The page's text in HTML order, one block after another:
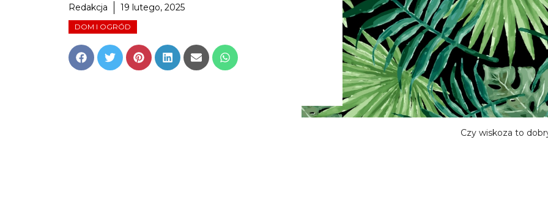
Redakcja 19 lutego, 2025
DOM I OGRÓD
Share
on
Share
on
Share
on
Share
on
Share
on
Share
on
Czy wiskoza to